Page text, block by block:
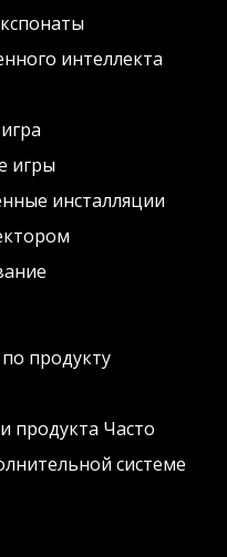
интеллекта
игры
инсталляции
продукту
продукта Часто
системе